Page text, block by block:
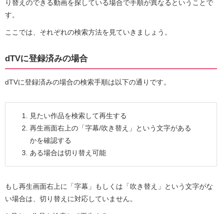
り替えのできる動画を探している場合で手順が異なるということで
す。
ここでは、それぞれの検索方法を見ていきましょう。
dTVに登録済みの場合
dTVに登録済みの場合の検索手順は以下の通りです。
見たい作品を検索して再生する
再生画面右上の「字幕/吹き替え」という文字がある
かを確認する
ある場合は切り替え可能
もし再生画面右上に「字幕」もしくは「吹き替え」という文字がな
い場合は、切り替えに対応していません。